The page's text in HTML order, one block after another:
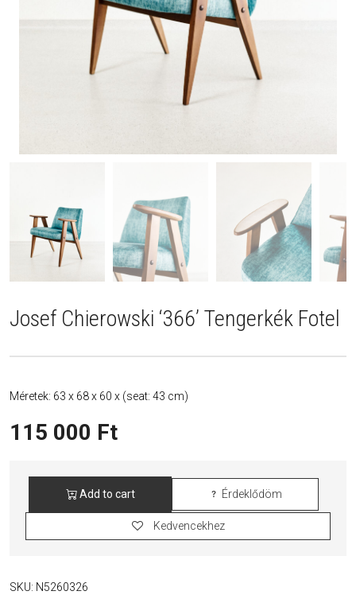
Josef Chierowski ‘366’ Tengerkék Fotel
Méretek: 63 x 68 x 60 x (seat: 43 cm)
115 000 Ft
Chierowski
Add to cart Érdeklődöm
Kedvencekhez
SKU: N5260326